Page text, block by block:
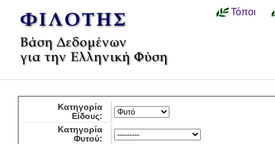
Τόποι
Κατηγορία
Είδους:
Κατηγορία
Φυτού: